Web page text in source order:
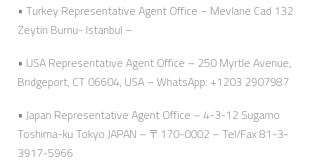
• Turkey Representative Agent Office – Mevlane Cad 132
Zeytin Burnu- Istanbul –
• USA Representative Agent Office – 250 Myrtle Avenue,
Bridgeport, CT 06604, USA – WhatsApp: +1203 2907987
• Japan Representative Agent Office – 4-3-12 Sugamo
Toshima-ku Tokyo JAPAN – 〒170-0002 – Tel/Fax 81-3-
3917-5966